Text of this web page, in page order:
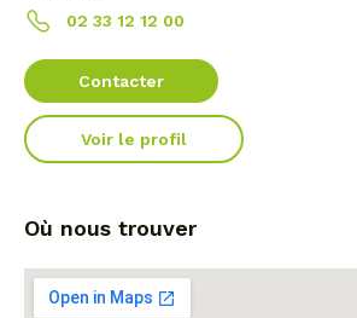
02 33 12 12 00
Contacter
Voir le profil
Où nous trouver